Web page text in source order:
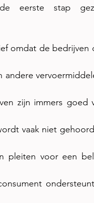
eerste stap
omdat de bedrijven
andere
zijn immers
vaak niet
pleiten voor een